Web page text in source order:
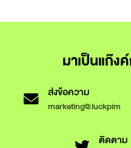
มาเป็นแก๊
ส่งข้อความ
marketing@luckpim
ติดตาม